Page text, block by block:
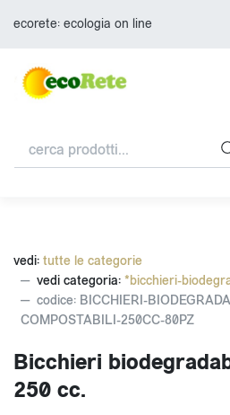
ecorete: ecologia on line
vedi: tutte le categorie
vedi categoria: *bicchieri-
codice: BICCHIERI-
COMPOSTABILI-250CC-80PZ
Bicchieri
250 cc.